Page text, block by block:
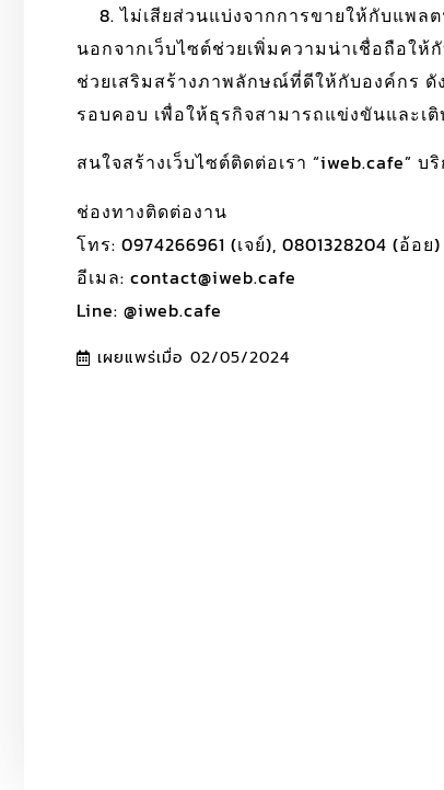
ไม่เสียส่วนแบ่งจากการขายให้กับแพล
นอกจากเว็บไซต์ช่วยเพิ่มความน่าเชื่อถือใ
ช่วยเสริมสร้างภาพลักษณ์ที่ดีให้กับองค์กร ดั
รอบคอบ เพื่อให้ธุรกิจสามารถแข่งขันและเ
สนใจสร้างเว็บไซต์ติดต่อเรา “iweb.cafe”
ช่องทางติดต่องาน
โทร: 0974266961 (เจย์), 0801328204 (อ้อย)
อีเมล: contact@iweb.cafe
Line: @iweb.cafe
เผยแพร่เมื่อ 02/05/2024